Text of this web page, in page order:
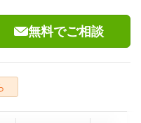
無料でご相談